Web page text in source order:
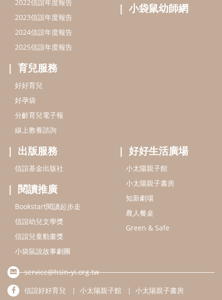
線上教養諮詢
出版服務
信誼基金出版社
閱讀推廣
Bookstart閱讀起步走
信誼幼兒文學獎
信誼兒童動畫獎
小袋鼠說故事劇團
service@hsin-yi.org.tw
信誼好好育兒
小太陽親子書房
(02)2396-5305轉2345 (週一～週五 9:00～18:00)
認識信誼 合作洽談 智慧財產權聲明
本網站建議使用IE9(含以上)或 Google Chrome 版本瀏覽器
信誼基金會/上誼文化實業股份有限公司 版權所有 ©